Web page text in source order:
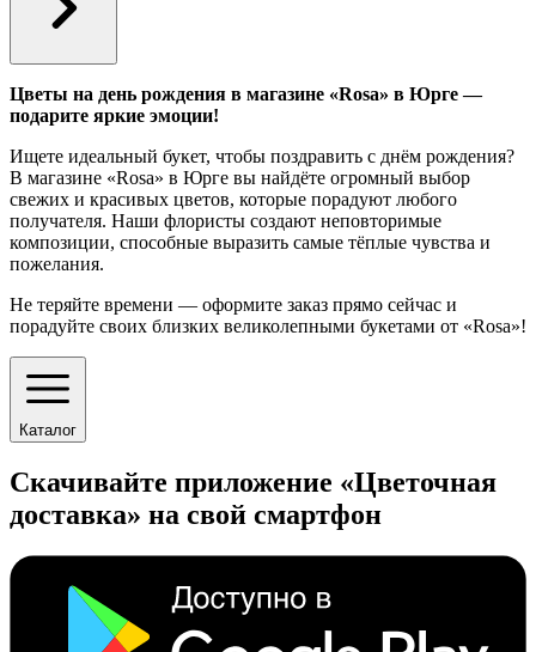
Цветы на день рождения в магазине «Rosa» в Юрге —
подарите яркие эмоции!
Ищете идеальный букет, чтобы поздравить с днём рождения?
В магазине «Rosa» в Юрге вы найдёте огромный выбор
свежих и красивых цветов, которые порадуют любого
получателя. Наши флористы создают неповторимые
композиции, способные выразить самые тёплые чувства и
пожелания.
Не теряйте времени — оформите заказ прямо сейчас и
порадуйте своих близких великолепными букетами от «Rosa»!
Каталог
Скачивайте приложение «Цветочная
доставка» на свой смартфон